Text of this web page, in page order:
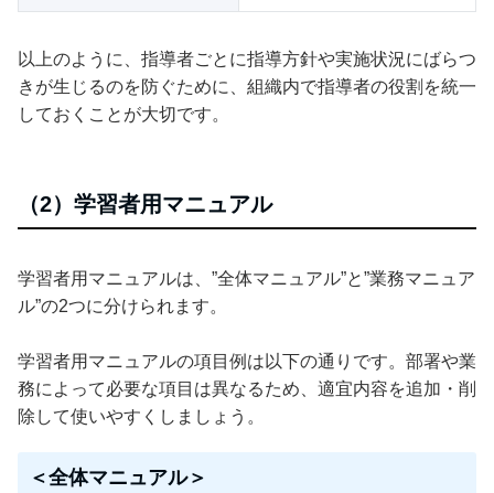
以上のように、指導者ごとに指導方針や実施状況にばらつ
きが生じるのを防ぐために、組織内で指導者の役割を統一
しておくことが大切です。
（2）学習者用マニュアル
学習者用マニュアルは、”全体マニュアル”と”業務マニュア
ル”の2つに分けられます。
学習者用マニュアルの項目例は以下の通りです。部署や業
務によって必要な項目は異なるため、適宜内容を追加・削
除して使いやすくしましょう。
＜全体マニュアル＞